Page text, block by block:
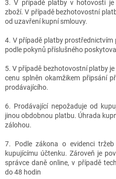
3. V případě platby v hotovosti
zboží. V případě bezhotovostní
od uzavření kupní smlouvy.
4. V případě platby
podle pokynů příslušného
5. V případě bezhotovostní platby
cenu splněn okamžikem připsání
prodávajícího.
6. Prodávající nepožaduje od
jinou obdobnou platbu. Úhrada
zálohou.
7. Podle zákona o evidenci
kupujícímu účtenku. Zároveň je
správce daně online, v případě
do 48 hodin